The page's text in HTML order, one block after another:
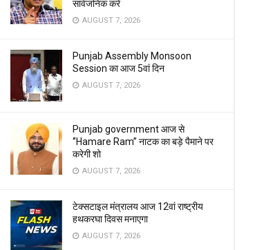
सार्वजनिक करें
AUGUST 7, 2026
Punjab Assembly Monsoon
Session का आज 5वां दिन
AUGUST 7, 2026
Punjab government आज से
‘’Hamare Ram’’ नाटक का बड़े पैमाने पर
करेगी शो
AUGUST 7, 2026
टेक्सटाइल मंत्रालय आज 12वां राष्ट्रीय
हथकरघा दिवस मनाएगा
AUGUST 7, 2026